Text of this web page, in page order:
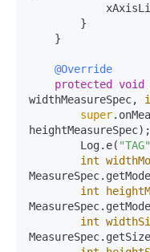
@Override
protected
void
widthMeasureSpec,
super
heightMeasureSpec);
        Log.e(
"TAG"
int
int
int